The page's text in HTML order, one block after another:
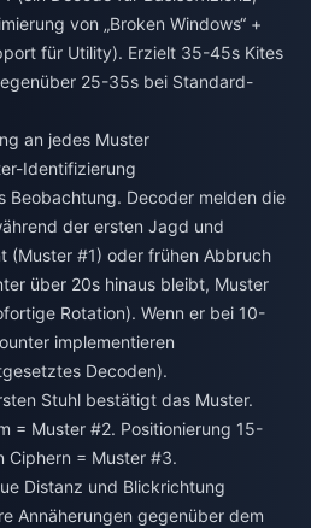
von „Broken Windows“ +
für Utility). Erzielt 35-45s Kites
25-35s bei Standard-
an jedes Muster
Identifizierung
Beobachtung. Decoder melden die
der ersten Jagd und
(Muster #1) oder frühen Abbruch
über 20s hinaus bleibt, Muster
Rotation). Wenn er bei 10-
implementieren
Decoden).
Stuhl bestätigt das Muster.
= Muster #2. Positionierung 15-
Ciphern = Muster #3.
Distanz und Blickrichtung
Annäherungen gegenüber dem